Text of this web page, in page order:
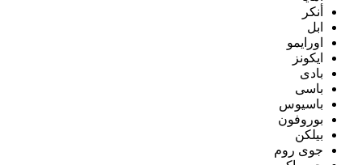
أنكر
ابل
اورايمو
ايكونز
بادى
باسى
باسيوس
بوروفون
بيلكن
جوى روم